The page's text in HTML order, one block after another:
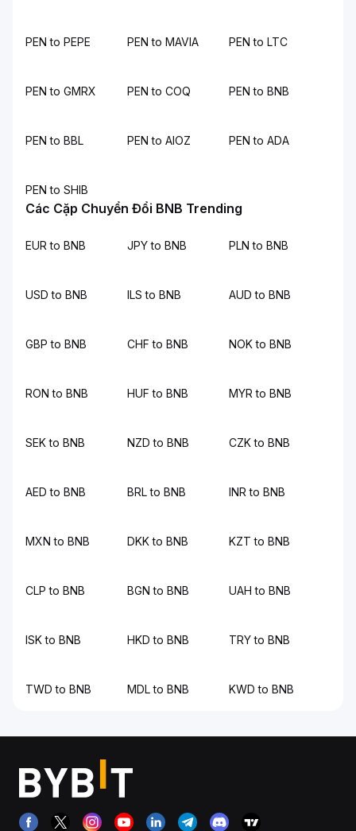
PEN to PEPE PEN to MAVIA PEN to LTC
PEN to GMRX PEN to COQ PEN to BNB
PEN to BBL PEN to AIOZ PEN to ADA
PEN to SHIB
Các Cặp Chuyển Đổi BNB Trending
EUR to BNB JPY to BNB PLN to BNB
USD to BNB ILS to BNB AUD to BNB
GBP to BNB CHF to BNB NOK to BNB
RON to BNB HUF to BNB MYR to BNB
SEK to BNB NZD to BNB CZK to BNB
AED to BNB BRL to BNB INR to BNB
MXN to BNB DKK to BNB KZT to BNB
CLP to BNB BGN to BNB UAH to BNB
ISK to BNB HKD to BNB TRY to BNB
TWD to BNB MDL to BNB KWD to BNB